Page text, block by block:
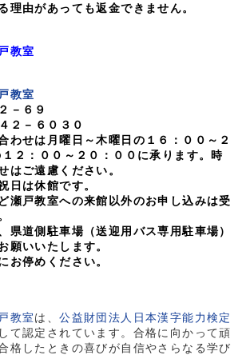
理由があっても返金できません。
教室
教室
－６９
２－６０３０
わせは月曜日～木曜日の１６：００～２
２：００～２０：００に承ります。時
はご遠慮ください。
日は休館です。
瀬戸教室への来館以外のお申し込みは受
県道側駐車場（送迎用バス専用駐車場）
願いいたします。
お停めください。
教室は、公益財団法人日本漢字能力検定
て認定されています。合格に向かって頑
格したときの喜びが自信やさらなる学び